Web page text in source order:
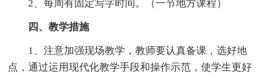
2、每周有固定写字时间。（一节地方课程）
四、教学措施
1、注意加强现场教学，教师要认真备课，选好地
点，通过运用现代化教学手段和操作示范，使学生更好